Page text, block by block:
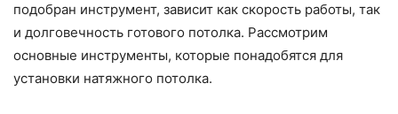
подобран инструмент, зависит как скорость работы, так
и долговечность готового потолка. Рассмотрим
основные инструменты, которые понадобятся для
установки натяжного потолка.